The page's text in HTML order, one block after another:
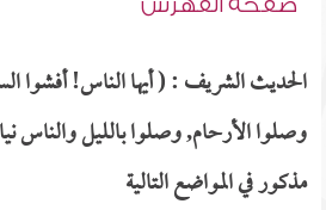
صفحة الفهرس
الحديث الشريف : ( أيها الناس! أفشوا
وصلوا الأرحام, وصلوا بالليل والناس
مذكور في المواضع التالية